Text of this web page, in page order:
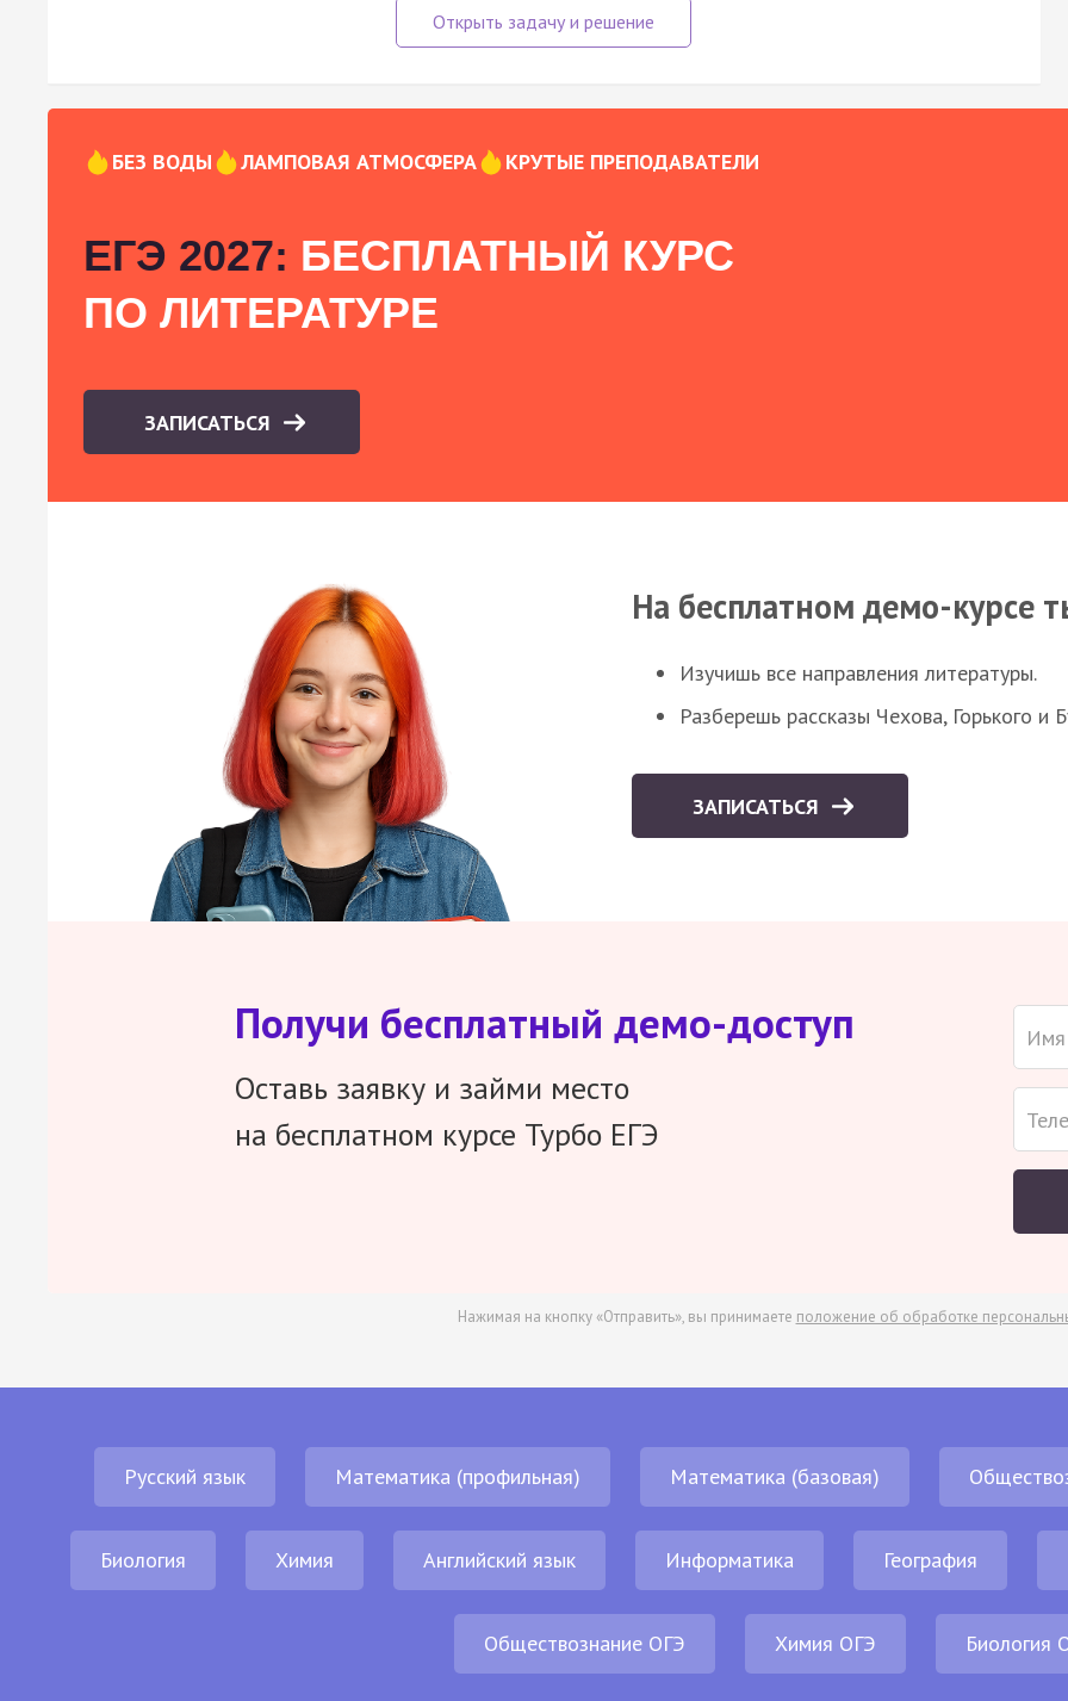
БЕЗ ВОДЫ ЛАМПОВАЯ АТМОСФЕРА КРУТЫЕ ПРЕПОДАВАТЕЛИ
ЕГЭ 2027: БЕСПЛАТНЫЙ КУРС
ПО ЛИТЕРАТУРЕ
ЗАПИСАТЬСЯ
На бесплатном демо-курсе
Изучишь все направления литературы.
Разберешь рассказы Чехова, Горького и
ЗАПИСАТЬСЯ
Получи бесплатный демо-доступ
Оставь заявку и займи место
на бесплатном курсе Турбо ЕГЭ
Нажимая на кнопку «Отправить», вы принимаете положение об обработке
Русский язык Математика (профильная) Математика (базовая)
Биология Химия Английский язык Информатика География
Обществознание ОГЭ Химия ОГЭ Биология